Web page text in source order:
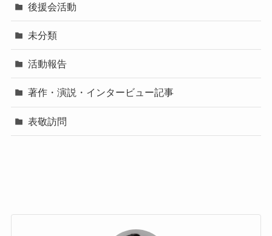
後援会活動
未分類
活動報告
著作・演説・インタービュー記事
表敬訪問